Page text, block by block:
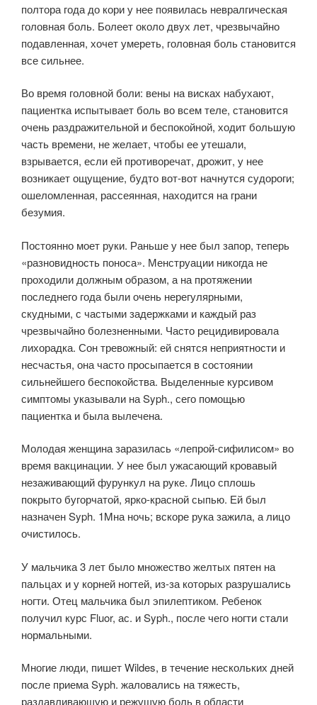
полтора года до кори у нее появилась невралгическая
головная боль. Болеет около двух лет, чрезвычайно
подавленная, хочет умереть, головная боль становится
все сильнее.
Во время головной боли: вены на висках набухают,
пациентка испытывает боль во всем теле, становится
очень раздражительной и беспокойной, ходит большую
часть времени, не желает, чтобы ее утешали,
взрывается, если ей противоречат, дрожит, у нее
возникает ощущение, будто вот-вот начнутся судороги;
ошеломленная, рассеянная, находится на грани
безумия.
Постоянно моет руки. Раньше у нее был запор, теперь
«разновидность поноса». Менструации никогда не
проходили должным образом, а на протяжении
последнего года были очень нерегулярными,
скудными, с частыми задержками и каждый раз
чрезвычайно болезненными. Часто рецидивировала
лихорадка. Сон тревожный: ей снятся неприятности и
несчастья, она часто просыпается в состоянии
сильнейшего беспокойства. Выделенные курсивом
симптомы указывали на Syph., сего помощью
пациентка и была вылечена.
Молодая женщина заразилась «лепрой-сифилисом» во
время вакцинации. У нее был ужасающий кровавый
незаживающий фурункул на руке. Лицо сплошь
покрыто бугорчатой, ярко-красной сыпью. Ей был
назначен Syph. 1Mна ночь; вскоре рука зажила, а лицо
очистилось.
У мальчика 3 лет было множество желтых пятен на
пальцах и у корней ногтей, из-за которых разрушались
ногти. Отец мальчика был эпилептиком. Ребенок
получил курс Fluor, ас. и Syph., после чего ногти стали
нормальными.
Многие люди, пишет Wildes, в течение нескольких дней
после приема Syph. жаловались на тяжесть,
раздавливающую и режущую боль в области